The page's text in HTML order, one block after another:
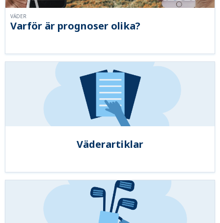
Varför är prognoser olika?
VÄDER
Väderartiklar